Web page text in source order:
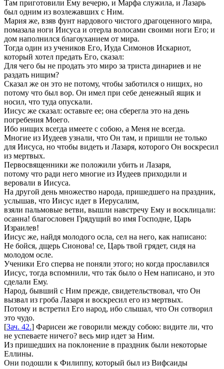
Там приготовили Ему вечерю, и Марфа служила, и Лазарь
был одним из возлежавших с Ним.
Мария же, взяв фунт нардового чистого драгоценного мира,
помазала ноги Иисуса и отерла волосами своими ноги Его; и
дом наполнился благоуханием от мира.
Тогда один из учеников Его, Иуда Симонов Искариот,
который хотел предать Его, сказал:
Для чего бы не продать это миро за триста динариев и не
раздать нищим?
Сказал же он это не потому, чтобы заботился о нищих, но
потому что был вор. Он имел при себе денежный ящик и
носил, что туда опускали.
Иисус же сказал: оставьте ее; она сберегла это на день
погребения Моего.
Ибо нищих всегда имеете с собою, а Меня не всегда.
Многие из Иудеев узнали, что Он там, и пришли не только
для Иисуса, но чтобы видеть и Лазаря, которого Он воскресил
из мертвых.
Первосвященники же положили убить и Лазаря,
потому что ради него многие из Иудеев приходили и
веровали в Иисуса.
На другой день множество народа, пришедшего на праздник,
услышав, что Иисус идет в Иерусалим,
взяли пальмовые ветви, вышли навстречу Ему и восклицали:
осанна! благословен Грядущий во имя Господне, Царь
Израилев!
Иисус же, найдя молодого осла, сел на него, как написано:
Не бойся, дщерь Сионова! се, Царь твой грядет, сидя на
молодом осле.
Ученики Его сперва не поняли этого; но когда прославился
Иисус, тогда вспомнили, что та́к было о Нем написано, и это
сделали Ему.
Народ, бывший с Ним прежде, свидетельствовал, что Он
вызвал из гроба Лазаря и воскресил его из мертвых.
Потому и встретил Его народ, ибо слышал, что Он сотворил
это чудо.
[Зач. 42.] Фарисеи же говорили между собою: видите ли, что
не успеваете ничего? весь мир идет за Ним.
Из пришедших на поклонение в праздник были некоторые
Еллины.
Они подошли к Филиппу, который был из Вифсаиды